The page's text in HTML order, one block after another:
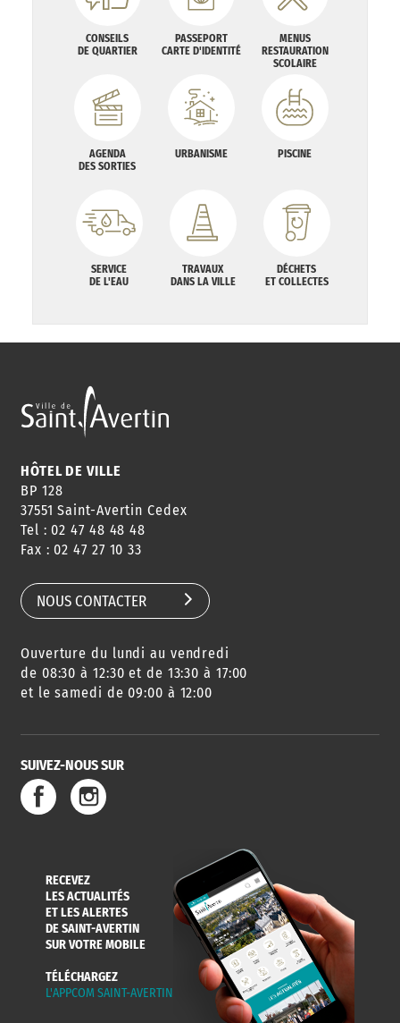
CONSEILS
DE QUARTIER
PASSEPORT
CARTE D'IDENTITÉ
MENUS
RESTAURATION
SCOLAIRE
AGENDA
DES SORTIES
URBANISME PISCINE
SERVICE
DE L'EAU
TRAVAUX
DANS LA VILLE
DÉCHETS
ET COLLECTES
HÔTEL DE VILLE
BP 128
37551 Saint-Avertin Cedex
Tel : 02 47 48 48 48
Fax : 02 47 27 10 33
NOUS CONTACTER
Ouverture du lundi au vendredi
de 08:30 à 12:30 et de 13:30 à 17:00
et le samedi de 09:00 à 12:00
SUIVEZ-NOUS SUR
RECEVEZ
LES ACTUALITÉS
ET LES ALERTES
DE SAINT-AVERTIN
SUR VOTRE MOBILE
TÉLÉCHARGEZ
L'APPCOM SAINT-AVERTIN